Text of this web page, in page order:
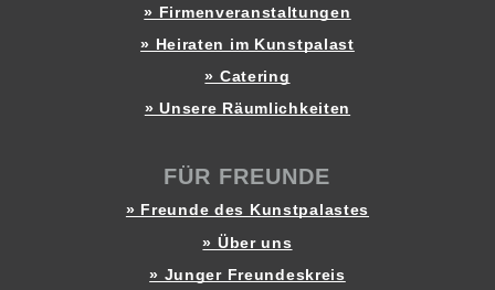
» Firmenveranstaltungen
» Heiraten im Kunstpalast
» Catering
» Unsere Räumlichkeiten
FÜR FREUNDE
» Freunde des Kunstpalastes
» Über uns
» Junger Freundeskreis